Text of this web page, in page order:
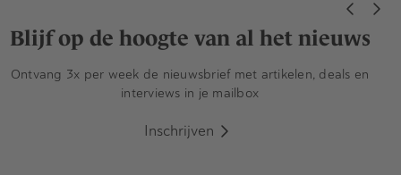
Blijf op de hoogte van al het nieuws
Ontvang 3x per week de nieuwsbrief met artikelen, deals en
interviews in je mailbox
Inschrijven